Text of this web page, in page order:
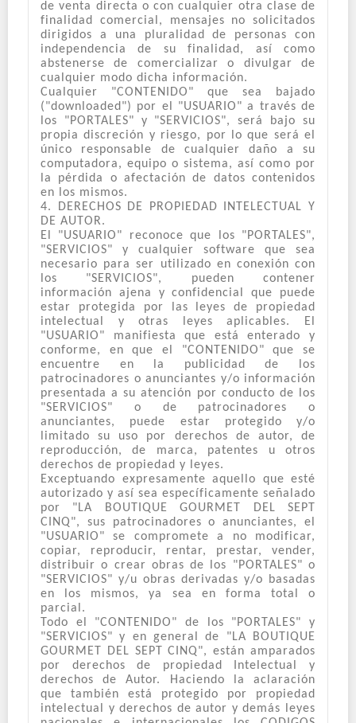
de venta directa o con cualquier otra clase de
finalidad comercial, mensajes no solicitados
dirigidos a una pluralidad de personas con
independencia de su finalidad, así como
abstenerse de comercializar o divulgar de
cualquier modo dicha información.
Cualquier "CONTENIDO" que sea bajado
("downloaded") por el "USUARIO" a través de
los "PORTALES" y "SERVICIOS", será bajo su
propia discreción y riesgo, por lo que será el
único responsable de cualquier daño a su
computadora, equipo o sistema, así como por
la pérdida o afectación de datos contenidos
en los mismos.
4. DERECHOS DE PROPIEDAD INTELECTUAL Y
DE AUTOR.
El "USUARIO" reconoce que los "PORTALES",
"SERVICIOS" y cualquier software que sea
necesario para ser utilizado en conexión con
los "SERVICIOS", pueden contener
información ajena y confidencial que puede
estar protegida por las leyes de propiedad
intelectual y otras leyes aplicables. El
"USUARIO" manifiesta que está enterado y
conforme, en que el "CONTENIDO" que se
encuentre en la publicidad de los
patrocinadores o anunciantes y/o información
presentada a su atención por conducto de los
"SERVICIOS" o de patrocinadores o
anunciantes, puede estar protegido y/o
limitado su uso por derechos de autor, de
reproducción, de marca, patentes u otros
derechos de propiedad y leyes.
Exceptuando expresamente aquello que esté
autorizado y así sea específicamente señalado
por "LA BOUTIQUE GOURMET DEL SEPT
CINQ", sus patrocinadores o anunciantes, el
"USUARIO" se compromete a no modificar,
copiar, reproducir, rentar, prestar, vender,
distribuir o crear obras de los "PORTALES" o
"SERVICIOS" y/u obras derivadas y/o basadas
en los mismos, ya sea en forma total o
parcial.
Todo el "CONTENIDO" de los "PORTALES" y
"SERVICIOS" y en general de "LA BOUTIQUE
GOURMET DEL SEPT CINQ", están amparados
por derechos de propiedad Intelectual y
derechos de Autor. Haciendo la aclaración
que también está protegido por propiedad
intelectual y derechos de autor y demás leyes